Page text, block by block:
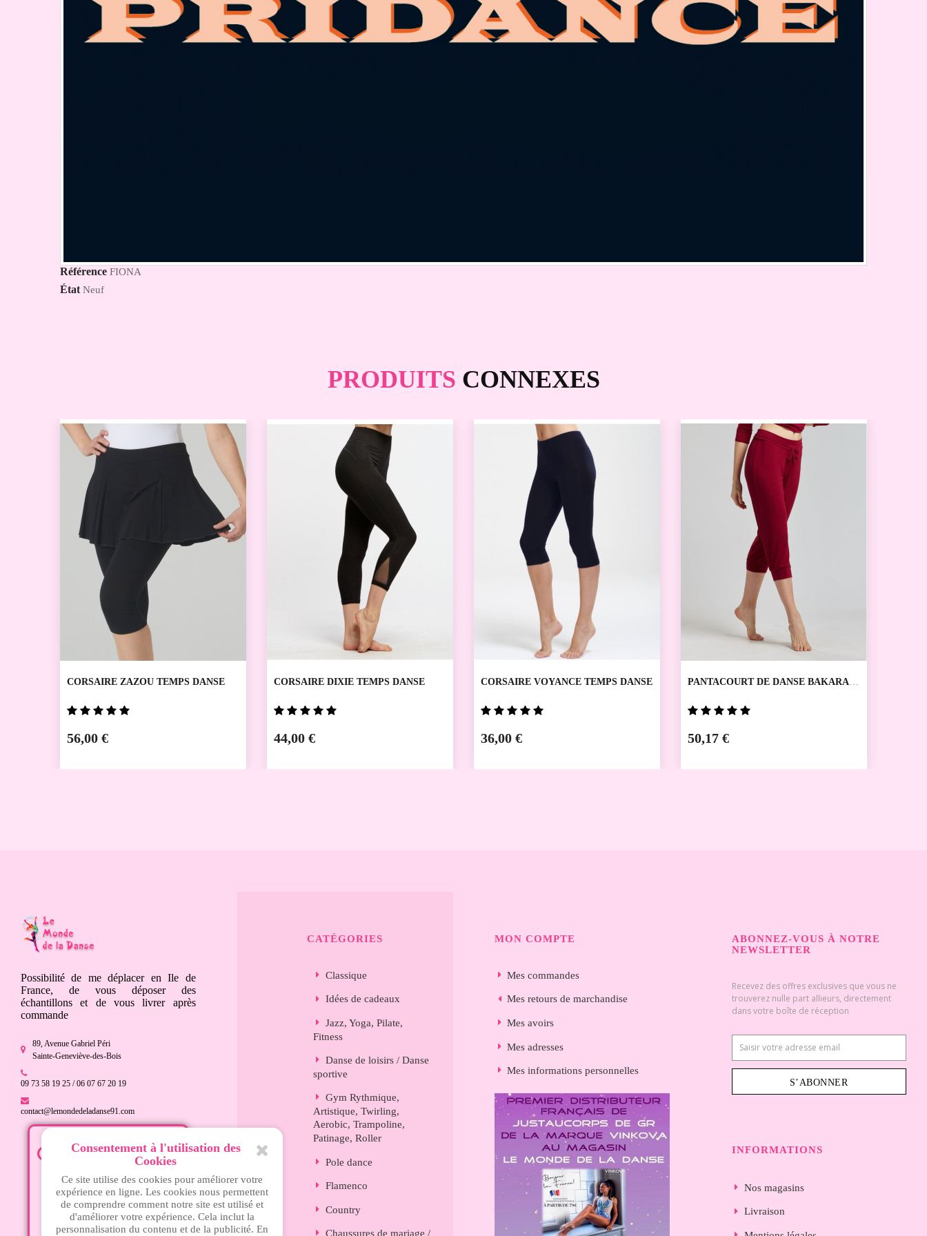
Référence FIONA
État Neuf
PRODUITS CONNEXES
CORSAIRE ZAZOU TEMPS DANSE
56,00 €
CORSAIRE DIXIE TEMPS DANSE
44,00 €
CORSAIRE VOYANCE TEMPS DANSE
36,00 €
PANTACOURT DE DANSE BAKARA
50,17 €
Possibilité de me déplacer en Ile de
France, de vous déposer des
échantillons et de vous livrer après
commande
89, Avenue Gabriel Péri
Sainte-Geneviève-des-Bois
09 73 58 19 25 / 06 07 67 20 19
contact@lemondedeladanse91.com
Mardi - 15h à 18h30
18h30
Jeudi - 14h30 à 19h
Vendredi - 14h30 à 19h
Samedi - 10h à 13h et 15h à
CATÉGORIES
Classique
Idées de cadeaux
Jazz, Yoga, Pilate,
Fitness
Danse de loisirs / Danse
sportive
Gym Rythmique,
Artistique, Twirling,
Aerobic, Trampoline,
Patinage, Roller
Pole dance
Flamenco
Country
Chaussures de mariage /
MON COMPTE
Mes commandes
Mes retours de marchandise
Mes avoirs
Mes adresses
Mes informations personnelles
ABONNEZ-VOUS À NOTRE
NEWSLETTER
Recevez des offres exclusives que vous ne
trouverez nulle part allieurs, directement
dans votre boîte de réception
S’ABONNER
INFORMATIONS
Nos magasins
Livraison
Consentement à l'utilisation des
Cookies
Ce site utilise des cookies pour améliorer votre
expérience en ligne. Les cookies nous permettent
de comprendre comment notre site est utilisé et
d'améliorer votre expérience. Cela inclut la
personnalisation du contenu et de la publicité. En